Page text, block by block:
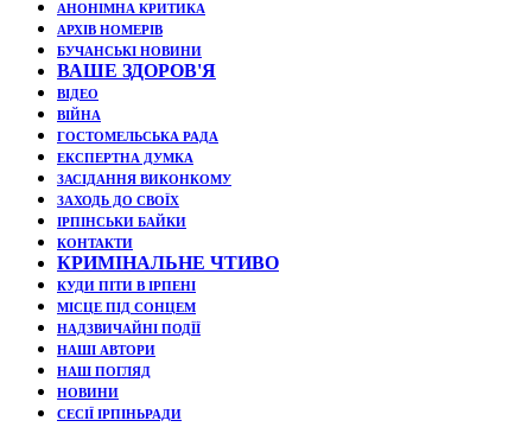
АНОНІМНА КРИТИКА
АРХІВ НОМЕРІВ
БУЧАНСЬКІ НОВИНИ
ВАШЕ ЗДОРОВ'Я
ВІДЕО
ВІЙНА
ГОСТОМЕЛЬСЬКА РАДА
ЕКСПЕРТНА ДУМКА
ЗАСІДАННЯ ВИКОНКОМУ
ЗАХОДЬ ДО СВОЇХ
ІРПІНСЬКИ БАЙКИ
КОНТАКТИ
КРИМІНАЛЬНЕ ЧТИВО
КУДИ ПІТИ В ІРПЕНІ
МІСЦЕ ПІД СОНЦЕМ
НАДЗВИЧАЙНІ ПОДЇЇ
НАШІ АВТОРИ
НАШ ПОГЛЯД
НОВИНИ
СЕСІЇ ІРПІНЬРАДИ